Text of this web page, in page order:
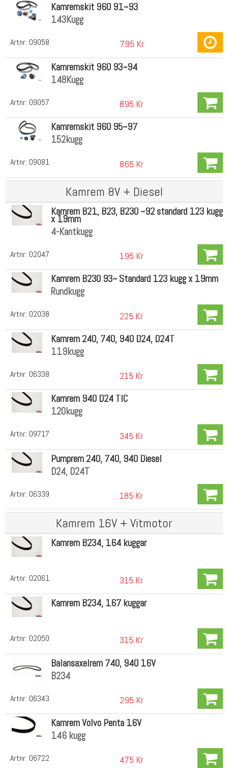
Artnr: 09058
Kamremskit 960 91~93
143Kugg
795 Kr
Artnr: 09057
Kamremskit 960 93~94
148Kugg
895 Kr
Artnr: 09081
Kamremskit 960 95~97
152kugg
865 Kr
Kamrem 8V + Diesel
Artnr: 02047
Kamrem B21, B23, B230 ~92 standard 123 kugg
x 19mm
4-Kantkugg
195 Kr
Artnr: 02038
Kamrem B230 93~ Standard 123 kugg x 19mm
Rundkugg
225 Kr
Artnr: 06338
Kamrem 240, 740, 940 D24, D24T
119kugg
215 Kr
Artnr: 09717
Kamrem 940 D24 TIC
120kugg
345 Kr
Artnr: 06339
Pumprem 240, 740, 940 Diesel
D24, D24T
185 Kr
Kamrem 16V + Vitmotor
Artnr: 02061
Kamrem B234, 164 kuggar
315 Kr
Artnr: 02050
Kamrem B234, 167 kuggar
315 Kr
Artnr: 06343
Balansaxelrem 740, 940 16V
B234
295 Kr
Artnr: 06722
Kamrem Volvo Penta 16V
146 kugg
475 Kr